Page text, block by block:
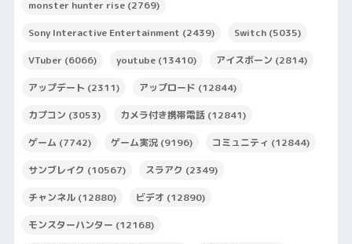
monster hunter rise(2769)
Sony Interactive Entertainment (2439) Switch(5035)
VTuber(6066) youtube(13410) アイスボーン (2814)
アップデート (2311) アップロード (12844)
カプコン (3053) カメラ付き携帯電話(12841)
ゲーム (7742) ゲーム実況(9196) コミュニティ (12844)
サンブレイク (10567) スラアク (2349)
チャンネル(12880) ビデオ (12890)
モンスターハンター (12168)